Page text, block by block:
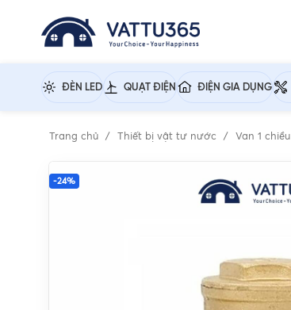
ĐÈN LED QUẠT ĐIỆN ĐIỆN GIA DỤNG
Trang chủ Thiết bị vật tư nước Van 1 chiều
-24%